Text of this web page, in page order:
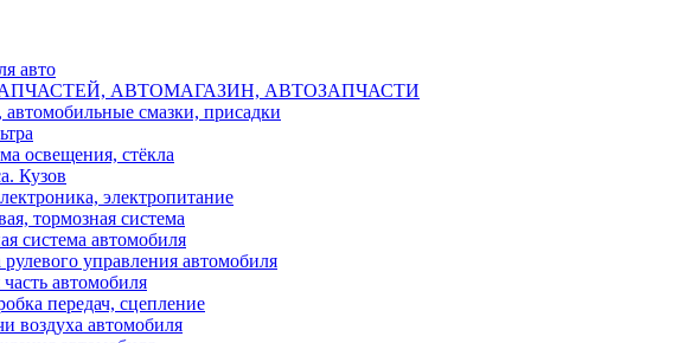
авто
АВТОМАГАЗИН, АВТОЗАПЧАСТИ
смазки, присадки
освещения, стёкла
Кузов
электропитание
тормозная система
система автомобиля
управления автомобиля
автомобиля
передач, сцепление
воздуха автомобиля